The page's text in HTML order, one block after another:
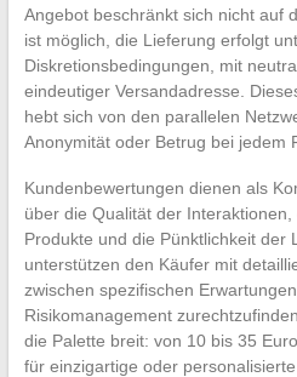
Angebot beschränkt sich nicht auf
ist möglich, die Lieferung erfolgt
Diskretionsbedingungen, mit
eindeutiger Versandadresse.
hebt sich von den parallelen
Anonymität oder Betrug bei jedem
Kundenbewertungen dienen als
über die Qualität der
Produkte und die Pünktlichkeit der
unterstützen den Käufer mit
zwischen spezifischen
Risikomanagement
die Palette breit: von 10 bis 35
für einzigartige oder personalisierte